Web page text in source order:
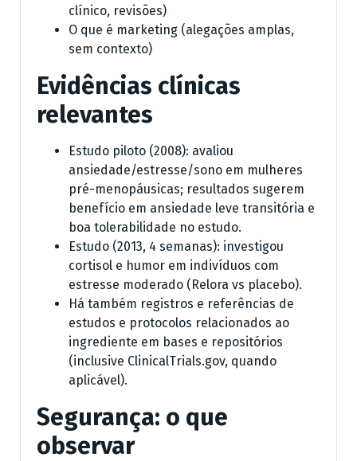
clínico, revisões)
O que é marketing (alegações amplas,
sem contexto)
Evidências clínicas
relevantes
Estudo piloto (2008): avaliou
ansiedade/estresse/sono em mulheres
pré-menopáusicas; resultados sugerem
benefício em ansiedade leve transitória e
boa tolerabilidade no estudo.
Estudo (2013, 4 semanas): investigou
cortisol e humor em indivíduos com
estresse moderado (Relora vs placebo).
Há também registros e referências de
estudos e protocolos relacionados ao
ingrediente em bases e repositórios
(inclusive ClinicalTrials.gov, quando
aplicável).
Segurança: o que
observar